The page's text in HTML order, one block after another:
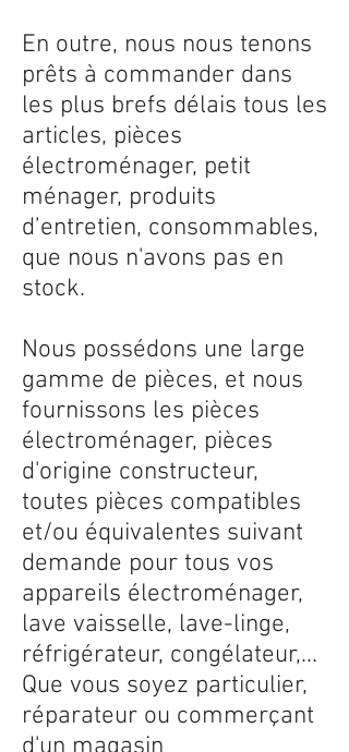
En outre, nous nous tenons
prêts à commander dans
les plus brefs délais tous les
articles, pièces
électroménager, petit
ménager, produits
d’entretien, consommables,
que nous n'avons pas en
stock.
Nous possédons une large
gamme de pièces, et nous
fournissons les pièces
électroménager, pièces
d'origine constructeur,
toutes pièces compatibles
et/ou équivalentes suivant
demande pour tous vos
appareils électroménager,
lave vaisselle, lave-linge,
réfrigérateur, congélateur,...
Que vous soyez particulier,
réparateur ou commerçant